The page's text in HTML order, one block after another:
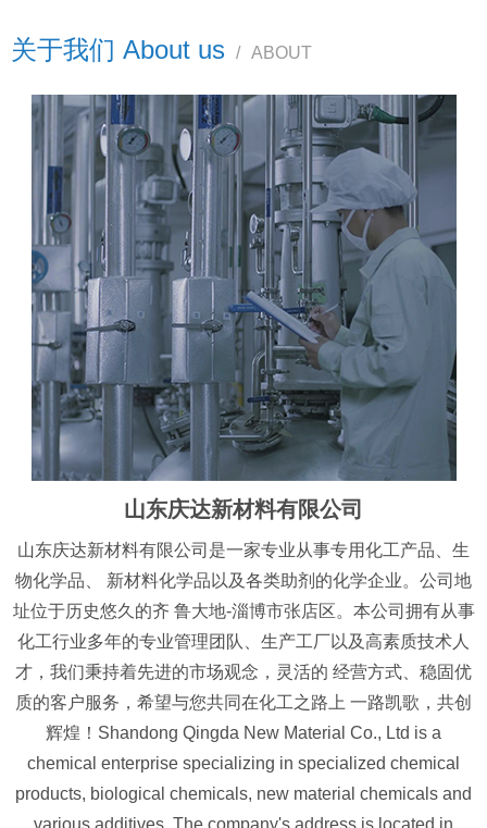
关于我们 About us / ABOUT
山东庆达新材料有限公司
山东庆达新材料有限公司是一家专业从事专用化工产品、生
物化学品、 新材料化学品以及各类助剂的化学企业。公司地
址位于历史悠久的齐 鲁大地-淄博市张店区。本公司拥有从事
化工行业多年的专业管理团队、生产工厂以及高素质技术人
才，我们秉持着先进的市场观念，灵活的 经营方式、稳固优
质的客户服务，希望与您共同在化工之路上 一路凯歌，共创
辉煌！Shandong Qingda New Material Co., Ltd is a
chemical enterprise specializing in specialized chemical
products, biological chemicals, new material chemicals and